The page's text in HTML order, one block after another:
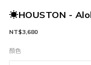
☀HOUSTON -
NT$3,680
顏色